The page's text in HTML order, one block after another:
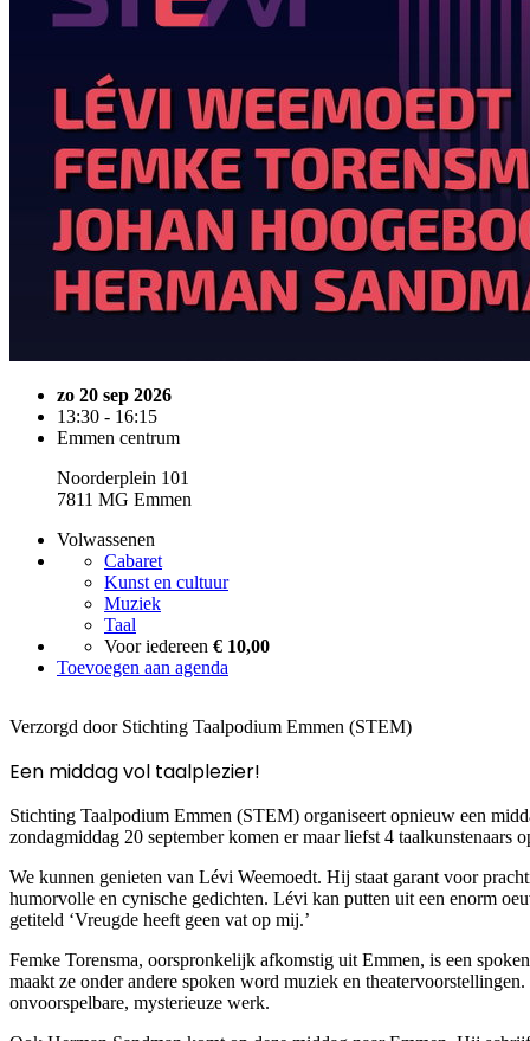
zo 20 sep 2026
13:30 - 16:15
Emmen centrum
Noorderplein 101
7811 MG Emmen
Volwassenen
Cabaret
Kunst en cultuur
Muziek
Taal
Voor iedereen € 10,00
Toevoegen aan agenda
Verzorgd door Stichting Taalpodium Emmen (STEM)
Een middag vol taalplezier!
Stichting Taalpodium Emmen (STEM) organiseert opnieuw een
zondagmiddag 20 september komen er maar liefst 4 taalkunstenaars
We kunnen genieten van Lévi Weemoedt. Hij staat garant voor
humorvolle en cynische gedichten. Lévi kan putten uit een enorm
getiteld ‘Vreugde heeft geen vat op mij.’
Femke Torensma, oorspronkelijk afkomstig uit Emmen, is een
maakt ze onder andere spoken word muziek en
onvoorspelbare, mysterieuze werk.